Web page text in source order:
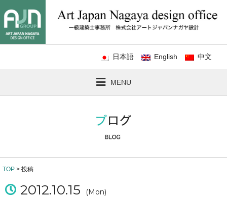
日本語 English 中文
MENU
TOP > 投稿
2012.10.15 (Mon)